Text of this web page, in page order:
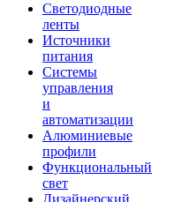
Светодиодные
ленты
Источники
питания
Системы
управления
и
автоматизации
Алюминиевые
профили
Функциональный
свет
Дизайнерский